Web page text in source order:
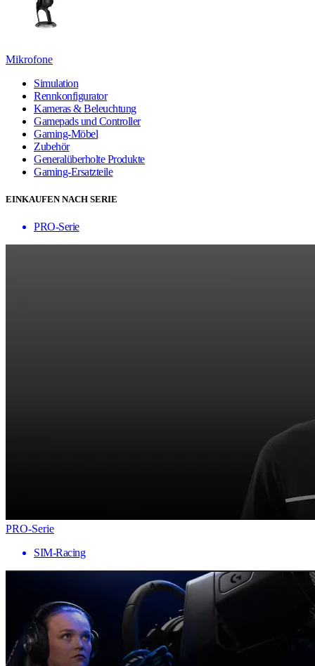
Mikrofone
Simulation
Rennkonfigurator
Kameras & Beleuchtung
Gamepads und Controller
Gaming-Möbel
Zubehör
Generalüberholte Produkte
Gaming-Ersatzteile
EINKAUFEN NACH SERIE
PRO-Serie
PRO-Serie
SIM-Racing